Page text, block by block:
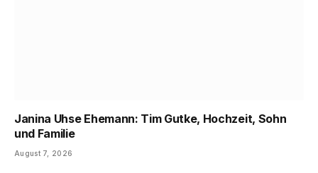
Janina Uhse Ehemann: Tim Gutke, Hochzeit, Sohn
und Familie
August 7, 2026